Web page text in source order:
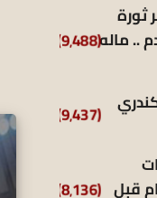
ثورة
.. ماله(9٬488)
(9٬437)
قبل (8٬136)